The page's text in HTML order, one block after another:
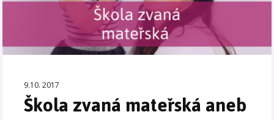
9.10. 2017
Škola zvaná mateřská aneb